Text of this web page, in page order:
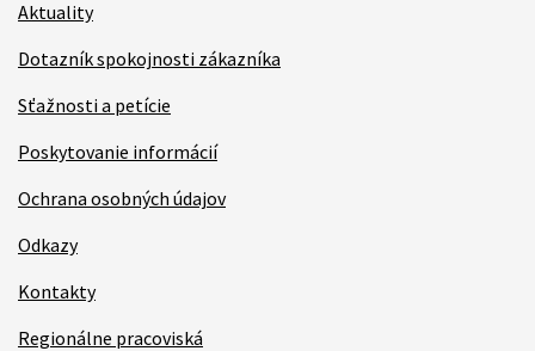
Aktuality
Dotazník spokojnosti zákazníka
Sťažnosti a petície
Poskytovanie informácií
Ochrana osobných údajov
Odkazy
Kontakty
Regionálne pracoviská